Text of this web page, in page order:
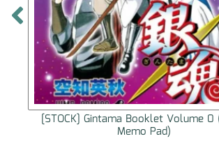
[STOCK] Gintama: Yoshiwara in Flames
Enjo Volume